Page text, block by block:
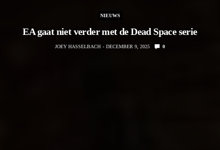
NIEUWS
EA gaat niet verder met de Dead Space serie
JOEY HASSELBACH DECEMBER 9, 2025 0